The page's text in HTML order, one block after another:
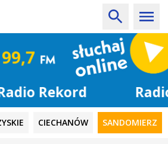
Rekord
CIECHANÓW SANDOMIERZ